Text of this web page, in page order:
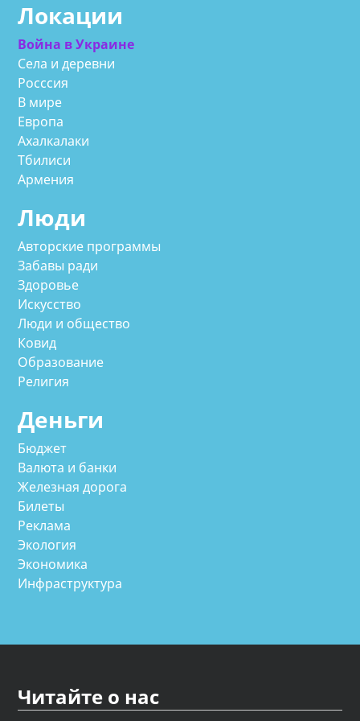
Локации
Война в Украине
Села и деревни
Росссия
В мире
Европа
Ахалкалаки
Тбилиси
Армения
Люди
Авторские программы
Забавы ради
Здоровье
Искусство
Люди и общество
Ковид
Образование
Религия
Деньги
Бюджет
Валюта и банки
Железная дорога
Билеты
Реклама
Экология
Экономика
Инфраструктура
Читайте о нас